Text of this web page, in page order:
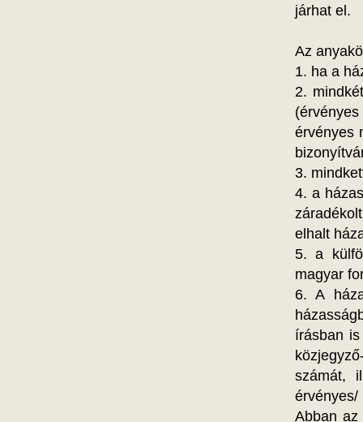
járhat el.
Az
1. ha a
2.
érvényes
3.
4. a
elhalt
5. a
magyar
6. A
írásban
számát,
érvényes/
Abban az